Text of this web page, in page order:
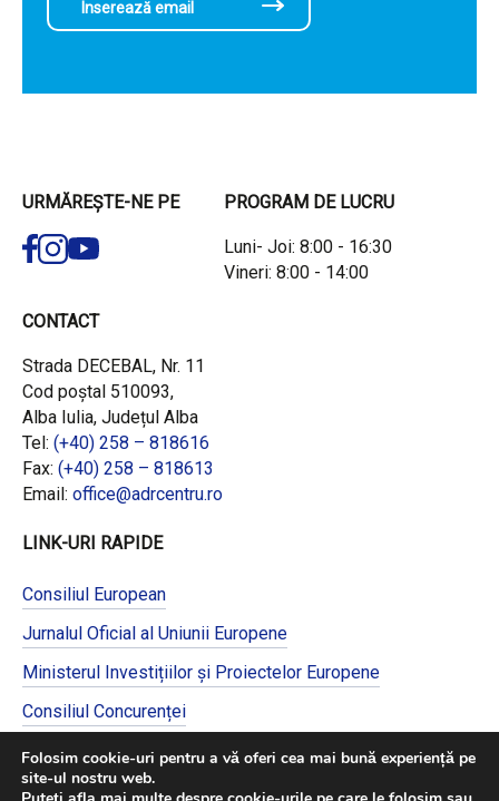
finanțări
URMĂREȘTE-NE PE
CONTACT
Strada DECEBAL, Nr. 11
Cod poștal 510093,
Alba Iulia, Județul Alba
Tel:(+40) 258 – 818616
Fax:(+40) 258 – 818613
Email:office@adrcentru.ro
Folosim cookie-uri pentru a vă oferi cea mai bună experiență pe
site-ul nostru web.